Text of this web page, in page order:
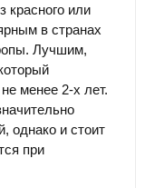
красного или
в странах
Лучшим,
менее 2-х лет.
однако и стоит
при